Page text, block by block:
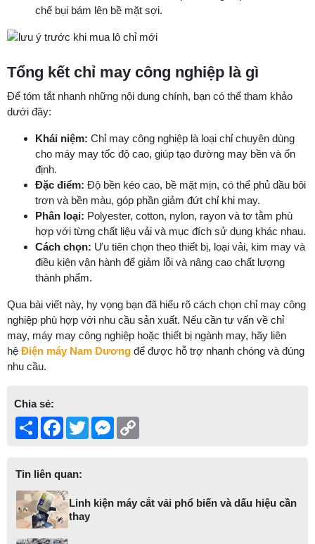
chế bụi bám lên bề mặt sợi.
Tổng kết chỉ may công nghiệp là gì
Để tóm tắt nhanh những nội dung chính, bạn có thể tham khảo
dưới đây:
Khái niệm: Chỉ may công nghiệp là loại chỉ chuyên dùng
cho máy may tốc độ cao, giúp tạo đường may bền và ổn
định.
Đặc điểm: Độ bền kéo cao, bề mặt mịn, có thể phủ dầu bôi
trơn và bền màu, góp phần giảm đứt chỉ khi may.
Phân loại: Polyester, cotton, nylon, rayon và tơ tằm phù
hợp với từng chất liệu vải và mục đích sử dụng khác nhau.
Cách chọn: Ưu tiên chọn theo thiết bị, loại vải, kim may và
điều kiện vận hành để giảm lỗi và nâng cao chất lượng
thành phẩm.
Qua bài viết này, hy vọng bạn đã hiểu rõ cách chọn chỉ may công
nghiệp phù hợp với nhu cầu sản xuất. Nếu cần tư vấn về chỉ
may, máy may công nghiệp hoặc thiết bị ngành may, hãy liên
hệ Điện máy Nam Dương để được hỗ trợ nhanh chóng và đúng
nhu cầu.
Chia sẻ:
Share Facebook
TwitterMessenger
Tin liên quan:
Linh kiện máy cắt vải phổ biến và dấu hiệu cần
thay